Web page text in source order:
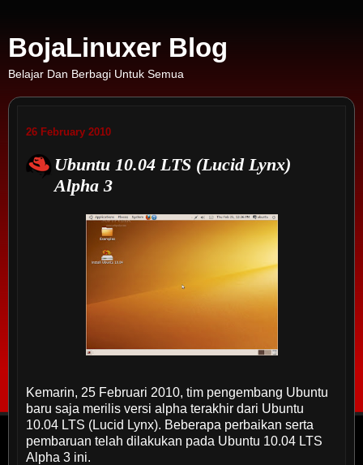
BojaLinuxer Blog
Belajar Dan Berbagi Untuk Semua
26 February 2010
Ubuntu 10.04 LTS (Lucid Lynx)
Alpha 3
Kemarin, 25 Februari 2010, tim pengembang Ubuntu
baru saja merilis versi alpha terakhir dari Ubuntu
10.04 LTS (Lucid Lynx). Beberapa perbaikan serta
pembaruan telah dilakukan pada Ubuntu 10.04 LTS
Alpha 3 ini.